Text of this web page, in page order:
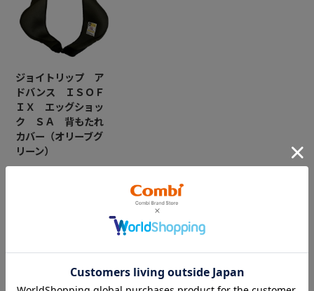
ジョイトリップ ア
ドバンス ＩＳＯＦ
ＩＸ エッグショッ
ク ＳＡ 背もたれ
カバー（オリーブグ
リーン）
CATEGORY
（コンビ）